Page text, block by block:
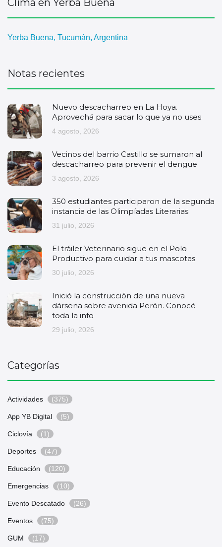
Clima en Yerba Buena
Yerba Buena, Tucumán, Argentina
Notas recientes
Nuevo descacharreo en La Hoya.
Aprovechá para sacar lo que ya no uses
4 agosto, 2026
Vecinos del barrio Castillo se sumaron al
descacharreo para prevenir el dengue
3 agosto, 2026
350 estudiantes participaron de la segunda
instancia de las Olimpíadas Literarias
31 julio, 2026
El tráiler Veterinario sigue en el Polo
Productivo para cuidar a tus mascotas
30 julio, 2026
Inició la construcción de una nueva
dársena sobre avenida Perón. Conocé
toda la info
29 julio, 2026
Categorías
Actividades (375)
App YB Digital (5)
Ciclovía (1)
Deportes (47)
Educación (120)
Emergencias (10)
Evento Descatado (26)
Eventos (75)
GUM (17)